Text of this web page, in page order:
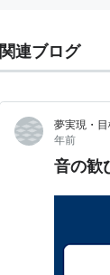
関連ブログ
夢実現・
年前
音の